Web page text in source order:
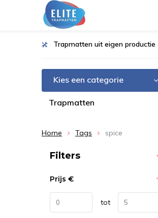
Trapmatten uit eigen productie
Kies een categorie
Trapmatten
Home Tags spice
Sorteren op:
Filters
Prijs €
tot